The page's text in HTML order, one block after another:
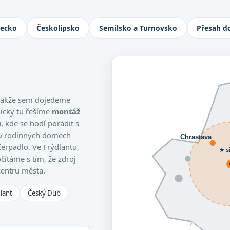
nad Nisou, Turnov i Česká
Českolipsko Semilsko a Turnovsko Přesah
sem dojedeme
tu řešíme montáž
kde se hodí poradit s
rodinných domech
Ve Frýdlantu,
s tím, že zdroj
města.
Český Dub
Chrastava
★